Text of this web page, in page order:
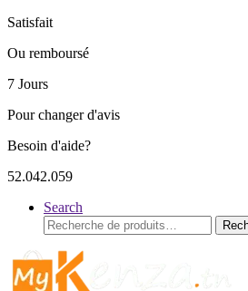
Satisfait
Ou remboursé
7 Jours
Pour changer d'avis
Besoin d'aide?
52.042.059
Search
Recherche
pour :